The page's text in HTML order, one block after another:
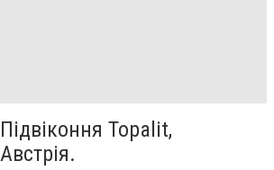
Підвіконня Topalit,
Австрія.